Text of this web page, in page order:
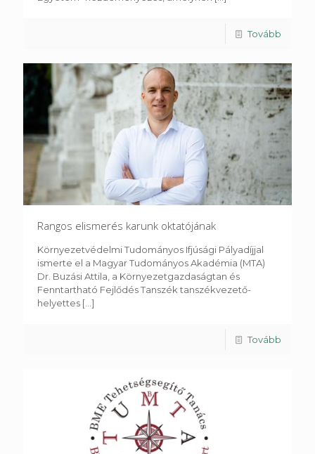
Tovább
Rangos elismerés karunk oktatójának
Környezetvédelmi Tudományos Ifjúsági Pályadíjjal
ismerte el a Magyar Tudományos Akadémia (MTA)
Dr. Buzási Attila, a Környezetgazdaságtan és
Fenntartható Fejlődés Tanszék tanszékvezető-
helyettes [...]
Tovább